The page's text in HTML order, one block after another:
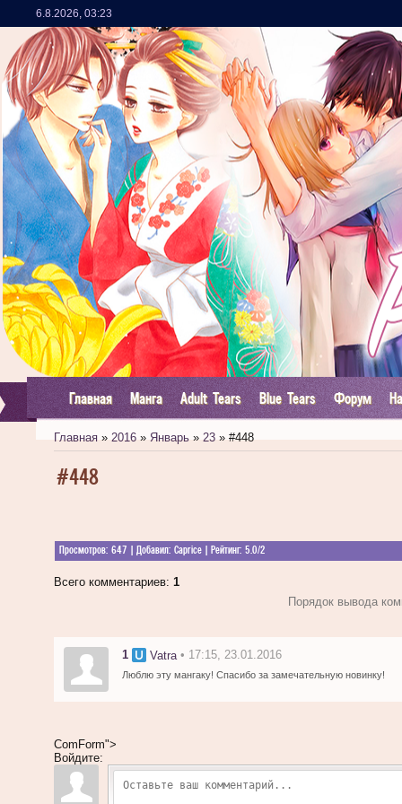
6.8.2026, 03:23
Главная Манга Adult Tears Blue Tears Форум
Главная » 2016 » Январь » 23 » #448
#448
Просмотров: 647 | Добавил: Caprice Рейтинг: 5.0/2
Всего комментариев: 1
Порядок вывода
1 Vatra • 17:15, 23.01.2016
Люблю эту мангаку! Спасибо за замечательную новинку!
ComForm">
Войдите: